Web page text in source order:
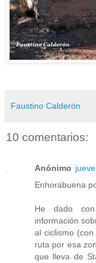
Faustino Calderón
10 comentarios:
Anónimo
Enhorabuena
He dado
información
al ciclismo
ruta por esa
que lleva de